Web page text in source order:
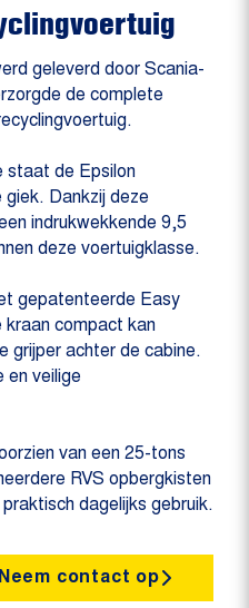
geleverd door Scania-
de complete
staat de Epsilon
Dankzij deze
indrukwekkende 9,5
deze voertuigklasse.
gepatenteerde Easy
kraan compact kan
grijper achter de cabine.
en veilige
van een 25-tons
RVS opbergkisten
dagelijks gebruik.
contact op